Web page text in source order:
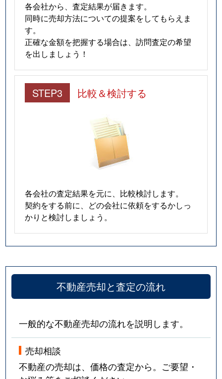
各会社から、査定結果が届きます。
同時に売却方法についての提案をしてもらえま
す。
正確な金額を把握する場合は、訪問査定の希望
を出しましょう！
STEP3 比較＆検討する
各会社の査定結果を元に、比較検討します。
契約をする前に、どの会社に依頼をするかしっ
かりと検討しましょう。
不動産売却と査定の流れ
一般的な不動産売却の流れを説明します。
売却相談
不動産の売却は、価格の査定から。ご要望・